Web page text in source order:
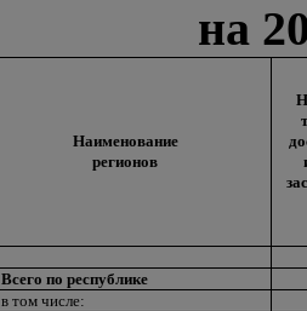
на
Наименование
регионов
Всего по республике
в том числе: